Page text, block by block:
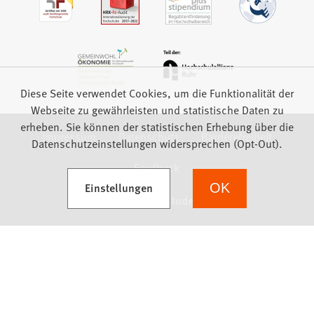
Impressum Datenschutz
Barrierefreiheit
Feedback
Diese Seite verwendet Cookies, um die Funktionalität der
Webseite zu gewährleisten und statistische Daten zu
erheben. Sie können der statistischen Erhebung über die
Datenschutzeinstellungen widersprechen (Opt-Out).
Einstellungen
(Öffnet in einem neuen Tab) OK